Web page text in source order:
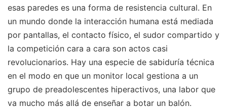
esas paredes es una forma de resistencia cultural. En
un mundo donde la interacción humana está mediada
por pantallas, el contacto físico, el sudor compartido y
la competición cara a cara son actos casi
revolucionarios. Hay una especie de sabiduría técnica
en el modo en que un monitor local gestiona a un
grupo de preadolescentes hiperactivos, una labor que
va mucho más allá de enseñar a botar un balón.